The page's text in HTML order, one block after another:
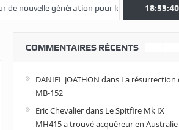
génération pour le Japon Une
18:53:40
COMMENTAIRES RÉCENTS
DANIEL JOATHON dans La résurrection
MB-152
Eric Chevalierdans Le Spitfire Mk IX
MH415 a trouvé acquéreur en Australie